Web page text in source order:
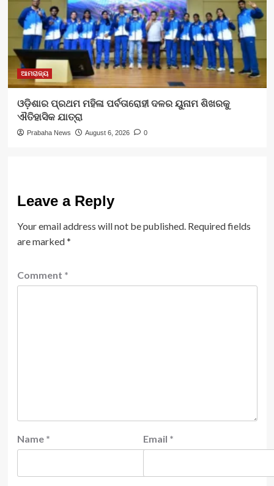
ଆମରାଜ୍ୟ
ଓଡ଼ିଶାର ପ୍ରଥମ ମହିଳା ପର୍ବତାରୋହୀ ଦଳର ୟୁନାମ ଶିଖରକୁ
ଐତିହାସିକ ଯାତ୍ରା
Prabaha News August 6, 2026 0
Leave a Reply
Your email address will not be published. Required fields
are marked*
Comment *
Name * Email *